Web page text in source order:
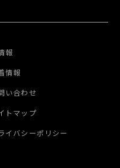
報
情報
い合わせ
トマップ
イバシーポリシー